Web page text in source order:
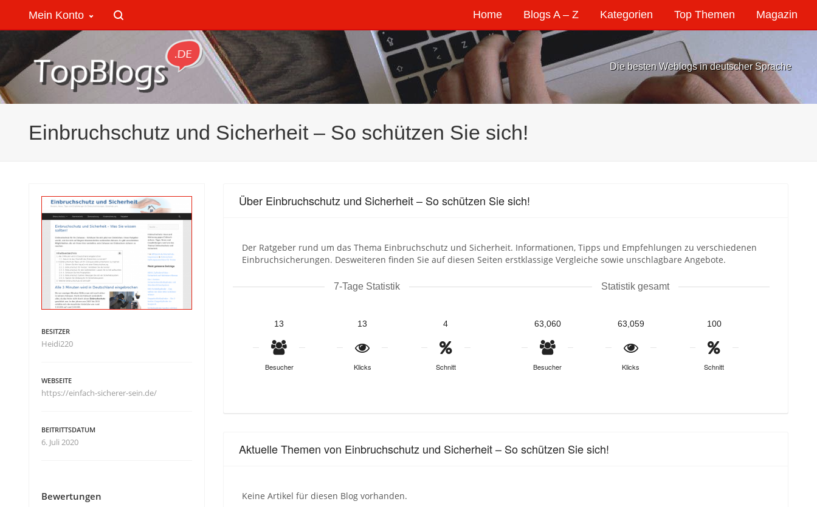
Home Blogs A – Z Kategorien Top Themen Magazin
Mein Konto
Die besten Weblogs in deutscher Sprache
Einbruchschutz und Sicherheit – So schützen Sie sich!
Über Einbruchschutz und Sicherheit – So schützen Sie sich!
Der Ratgeber rund um das Thema Einbruchschutz und Sicherheit. Informationen, Tipps und Empfehlungen zu verschiedenen
Einbruchsicherungen. Desweiteren finden Sie auf diesen Seiten erstklassige Vergleiche sowie unschlagbare Angebote.
7-Tage Statistik
13
Besucher
13
Klicks
4
Schnitt
Statistik gesamt
63,060
Besucher
63,059
Klicks
100
Schnitt
Aktuelle Themen von Einbruchschutz und Sicherheit – So schützen Sie sich!
Keine Artikel für diesen Blog vorhanden.
BESITZER
Heidi220
WEBSEITE
https://einfach-sicherer-sein.de/
BEITRITTSDATUM
6. Juli 2020
Bewertungen